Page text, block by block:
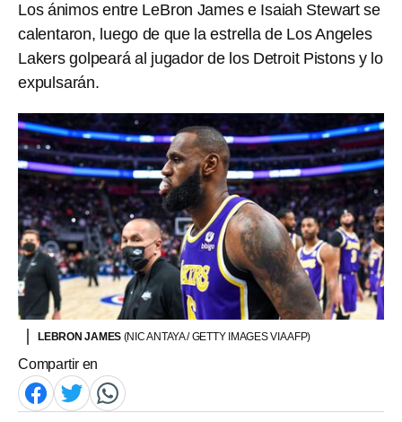
Los ánimos entre LeBron James e Isaiah Stewart se
calentaron, luego de que la estrella de Los Angeles
Lakers golpeará al jugador de los Detroit Pistons y lo
expulsarán.
LEBRON JAMES (NIC ANTAYA / GETTY IMAGES VIA AFP)
Compartir en